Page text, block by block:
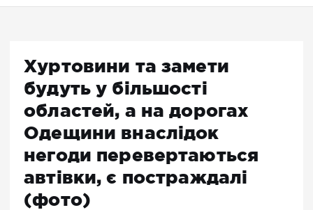
Хуртовини та замети
будуть у більшості
областей, а на дорогах
Одещини внаслідок
негоди перевертаються
автівки, є постраждалі
(фото)